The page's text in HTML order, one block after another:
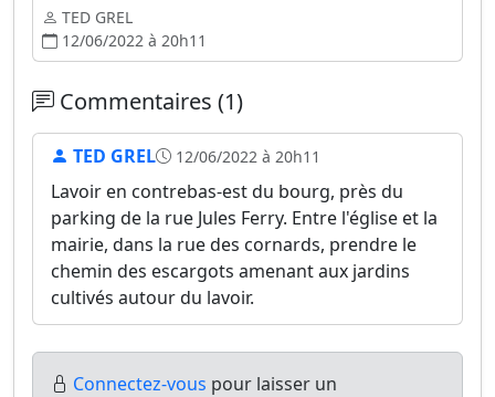
TED GREL
12/06/2022 à 20h11
Commentaires (1)
TED GREL 12/06/2022 à 20h11
Lavoir en contrebas-est du bourg, près du
parking de la rue Jules Ferry. Entre l'église et la
mairie, dans la rue des cornards, prendre le
chemin des escargots amenant aux jardins
cultivés autour du lavoir.
Connectez-vous pour laisser un